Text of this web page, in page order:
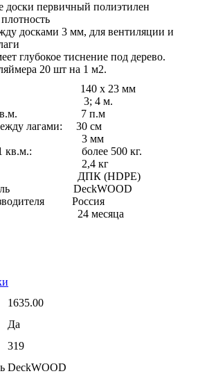
доски первичный полиэтилен
досками 3 мм, для вентиляции и
глубокое тиснение под дерево.
20 шт на 1 м2.
140 х 23 мм
3; 4 м.
1 кв.м. 7 п.м
лагами: 30 см
3 мм
1 кв.м.: более 500 кг.
кг. 2,4 кг
ДПК (HDPE)
DeckWOOD
Россия
24 месяца
1635.00
Да
319
DeckWOOD